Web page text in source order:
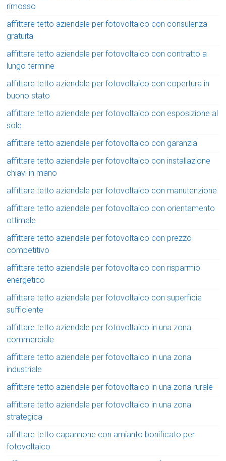
rimosso
affittare tetto aziendale per fotovoltaico con consulenza
gratuita
affittare tetto aziendale per fotovoltaico con contratto a
lungo termine
affittare tetto aziendale per fotovoltaico con copertura in
buono stato
affittare tetto aziendale per fotovoltaico con esposizione al
sole
affittare tetto aziendale per fotovoltaico con garanzia
affittare tetto aziendale per fotovoltaico con installazione
chiavi in mano
affittare tetto aziendale per fotovoltaico con manutenzione
affittare tetto aziendale per fotovoltaico con orientamento
ottimale
affittare tetto aziendale per fotovoltaico con prezzo
competitivo
affittare tetto aziendale per fotovoltaico con risparmio
energetico
affittare tetto aziendale per fotovoltaico con superficie
sufficiente
affittare tetto aziendale per fotovoltaico in una zona
commerciale
affittare tetto aziendale per fotovoltaico in una zona
industriale
affittare tetto aziendale per fotovoltaico in una zona rurale
affittare tetto aziendale per fotovoltaico in una zona
strategica
affittare tetto capannone con amianto bonificato per
fotovoltaico